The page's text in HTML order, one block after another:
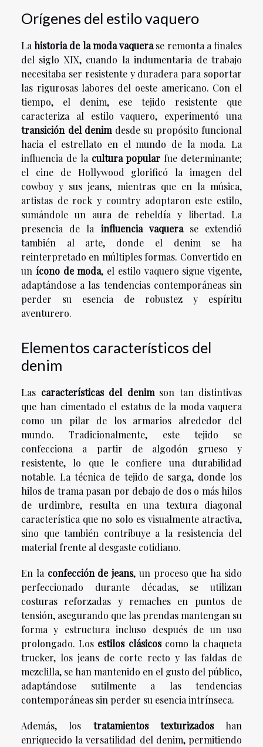
Orígenes del estilo vaquero
Lahistoria de la moda vaquerase remonta a finales
del siglo XIX, cuando la indumentaria de trabajo
necesitaba ser resistente y duradera para soportar
las rigurosas labores del oeste americano. Con el
tiempo, el denim, ese tejido resistente que
caracteriza al estilo vaquero, experimentó una
transición del denim desde su propósito funcional
hacia el estrellato en el mundo de la moda. La
influencia de la cultura popular fue determinante;
el cine de Hollywood glorificó la imagen del
cowboy y sus jeans, mientras que en la música,
artistas de rock y country adoptaron este estilo,
sumándole un aura de rebeldía y libertad. La
presencia de la influencia vaquerase extendió
también al arte, donde el denim se ha
reinterpretado en múltiples formas. Convertido en
un ícono de moda, el estilo vaquero sigue vigente,
adaptándose a las tendencias contemporáneas sin
perder su esencia de robustez y espíritu
aventurero.
Elementos característicos del
denim
Las características del denimson tan distintivas
que han cimentado el estatus de la moda vaquera
como un pilar de los armarios alrededor del
mundo. Tradicionalmente, este tejido se
confecciona a partir de algodón grueso y
resistente, lo que le confiere una durabilidad
notable. La técnica de tejido de sarga, donde los
hilos de trama pasan por debajo de dos o más hilos
de urdimbre, resulta en una textura diagonal
característica que no solo es visualmente atractiva,
sino que también contribuye a la resistencia del
material frente al desgaste cotidiano.
En la confección de jeans, un proceso que ha sido
perfeccionado durante décadas, se utilizan
costuras reforzadas y remaches en puntos de
tensión, asegurando que las prendas mantengan su
forma y estructura incluso después de un uso
prolongado. Los estilos clásicoscomo la chaqueta
trucker, los jeans de corte recto y las faldas de
mezclilla, se han mantenido en el gusto del público,
adaptándose sutilmente a las tendencias
contemporáneas sin perder su esencia intrínseca.
Además, los tratamientos texturizadoshan
enriquecido la versatilidad del denim, permitiendo